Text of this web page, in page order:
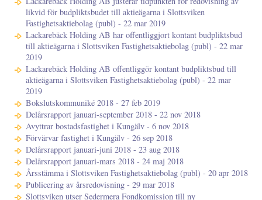
likvid för budpliktsbudet till aktieägarna i Slottsviken
Fastighetsaktiebolag (publ) - 22 mar 2019
Lackarebäck Holding AB har offentliggjort kontant budpliktsbud
till aktieägarna i Slottsviken Fastighetsaktiebolag (publ) - 22 mar
2019
Lackarebäck Holding AB offentliggör kontant budpliktsbud till
aktieägarna i Slottsviken Fastighetsaktiebolag (publ) - 22 mar
2019
Bokslutskommuniké 2018 - 27 feb 2019
Delårsrapport januari-september 2018 - 22 nov 2018
Avyttrar bostadsfastighet i Kungälv - 6 nov 2018
Förvärvar fastighet i Kungälv - 26 sep 2018
Delårsrapport januari-juni 2018 - 23 aug 2018
Delårsrapport januari-mars 2018 - 24 maj 2018
Årsstämma i Slottsviken Fastighetsaktiebolag (publ) - 20 apr 2018
Publicering av årsredovisning - 29 mar 2018
Slottsviken utser Sedermera Fondkomission till ny